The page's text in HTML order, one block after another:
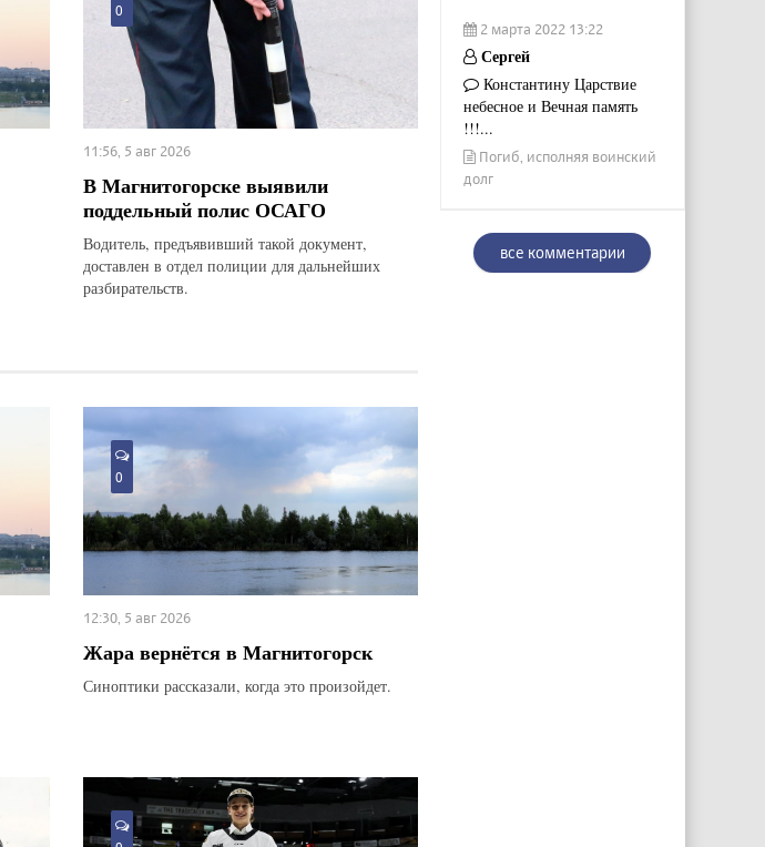
0
11:56, 5 авг 2026
В Магнитогорске выявили
поддельный полис ОСАГО
Водитель, предъявивший такой документ,
доставлен в отдел полиции для дальнейших
разбирательств.
0
12:30, 5 авг 2026
Жара вернётся в Магнитогорск
Синоптики рассказали, когда это произойдет.
2 марта 2022 13:22
Сергей
Константину Царствие
небесное и Вечная память
!!!...
Погиб, исполняя воинский
долг
все комментарии